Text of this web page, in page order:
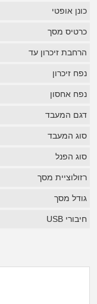
כונן אופטי
כרטיס מסך
הרחבת זיכרון עד
נפח זיכרון
נפח אחסון
דגם המעבד
סוג המעבד
סוג הפנל
רזולוציית מסך
גודל מסך
חיבורי USB